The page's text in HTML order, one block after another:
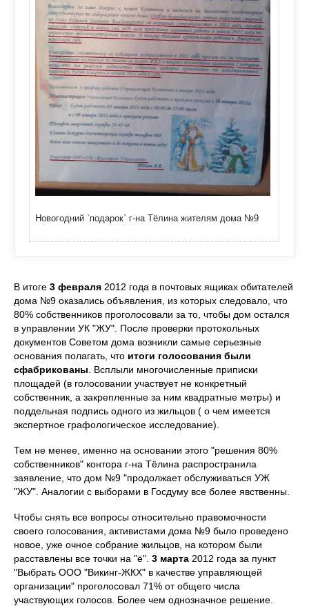
Новогодний `подарок` г-на Тёлина жителям дома №9
В итоге 3 февраля 2012 года в почтовых ящиках обитателей
дома №9 оказались объявления, из которых следовало, что
80% собственников проголосовали за то, чтобы дом остался
в управлении УК "ЖУ". После проверки протокольных
документов Советом дома возникли самые серьезные
основания полагать, что итоги голосования были
сфабрикованы . Всплыли многочисленные приписки
площадей (в голосовании участвует не конкретный
собственник, а закрепленные за ним квадратные метры) и
поддельная подпись одного из жильцов ( о чем имеется
экспертное графологическое исследование).
Тем не менее, именно на основании этого "решения 80%
собственников" контора г-на Тёлина распространила
заявление, что дом №9 "продолжает обслуживаться УЖ
"ЖУ". Аналогии с выборами в Госдуму все более явственны.
Чтобы снять все вопросы относительно правомочности
своего голосования, активистами дома №9 было проведено
новое, уже очное собрание жильцов, на котором были
расставлены все точки на "ё". 3 марта 2012 года за пункт
"Выбрать ООО "Викинг-ЖКХ" в качестве управляющей
организации" проголосовал 71% от общего числа
участвующих голосов. Более чем однозначное решение.